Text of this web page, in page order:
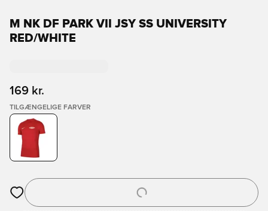
M NK DF PARK VII JSY SS UNIVERSITY
RED/WHITE
169 kr.
TILGÆNGELIGE FARVER
Åbner en Modal til at logge ind eller tilmelde dig som medlem